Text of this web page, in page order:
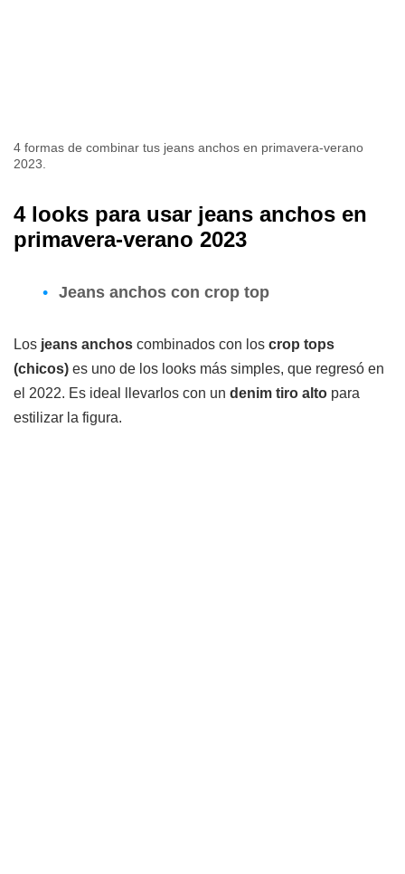
4 formas de combinar tus jeans anchos en primavera-verano
2023.
4 looks para usar jeans anchos en
primavera-verano 2023
Jeans anchos con crop top
Los jeans anchos combinados con los crop tops
(chicos) es uno de los looks más simples, que regresó en
el 2022. Es ideal llevarlos con un denim tiro alto para
estilizar la figura.